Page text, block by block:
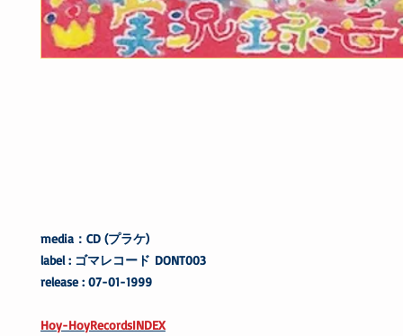
media：CD (プラケ)
label : ゴマレコード DONT003
release : 07-01-1999
Hoy-HoyRecordsINDEX